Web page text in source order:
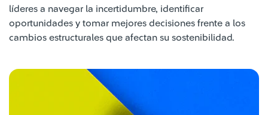
líderes a navegar la incertidumbre, identificar
oportunidades y tomar mejores decisiones frente a los
cambios estructurales que afectan su sostenibilidad.​